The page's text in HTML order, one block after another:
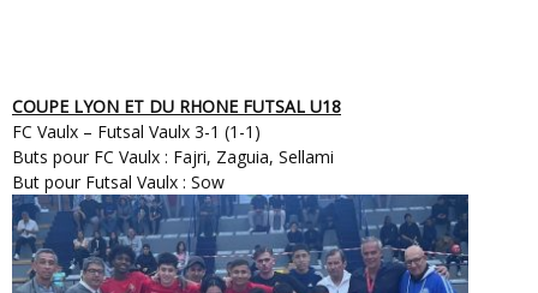
COUPE LYON ET DU RHONE FUTSAL U18
FC Vaulx – Futsal Vaulx 3-1 (1-1)
Buts pour FC Vaulx : Fajri, Zaguia, Sellami
But pour Futsal Vaulx : Sow